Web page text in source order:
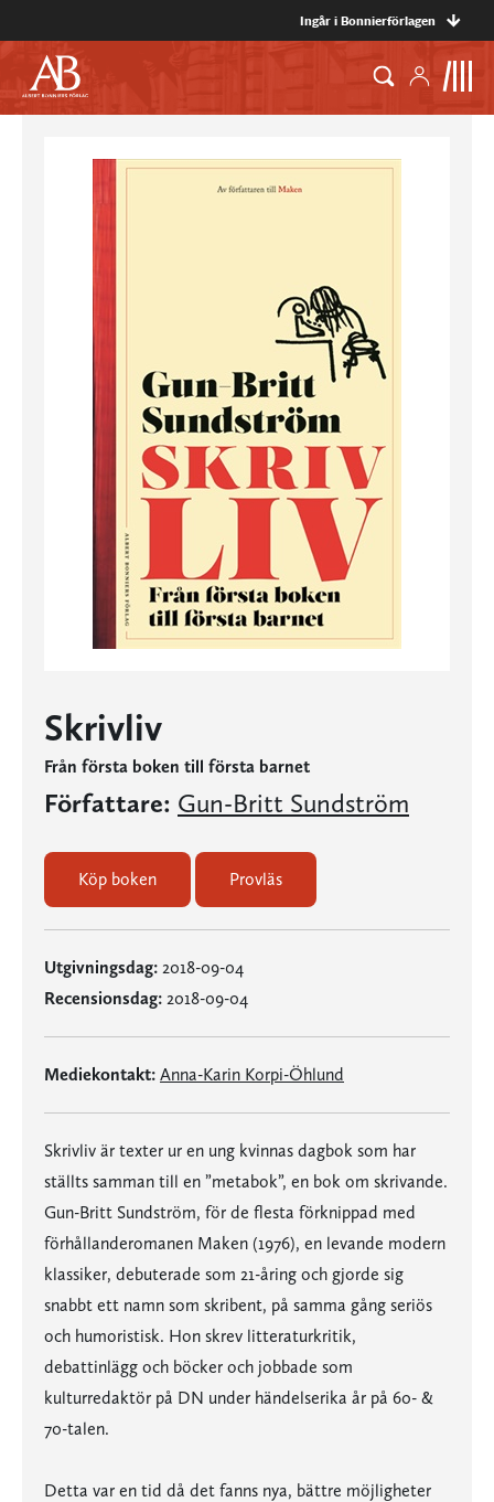
Ingår i Bonnierförlagen
Skrivliv
Från första boken till första barnet
Författare: Gun-Britt Sundström
Köp boken Provläs
Utgivningsdag: 2018-09-04
Recensionsdag: 2018-09-04
Mediekontakt: Anna-Karin Korpi-Öhlund
Skrivliv är texter ur en ung kvinnas dagbok som har
ställts samman till en ”metabok”, en bok om skrivande.
Gun-Britt Sundström, för de flesta förknippad med
förhållanderomanen Maken (1976), en levande modern
klassiker, debuterade som 21-åring och gjorde sig
snabbt ett namn som skribent, på samma gång seriös
och humoristisk. Hon skrev litteraturkritik,
debattinlägg och böcker och jobbade som
kulturredaktör på DN under händelserika år på 60- &
70-talen.
Detta var en tid då det fanns nya, bättre möjligheter